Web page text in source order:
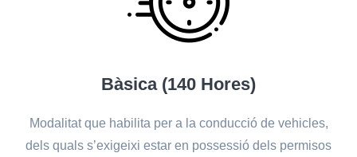
Bàsica (140 Hores)
Modalitat que habilita per a la conducció de vehicles,
dels quals s’exigeixi estar en possessió dels permisos